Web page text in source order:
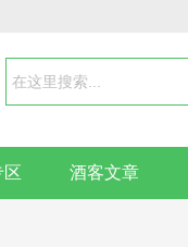
区 酒客文章